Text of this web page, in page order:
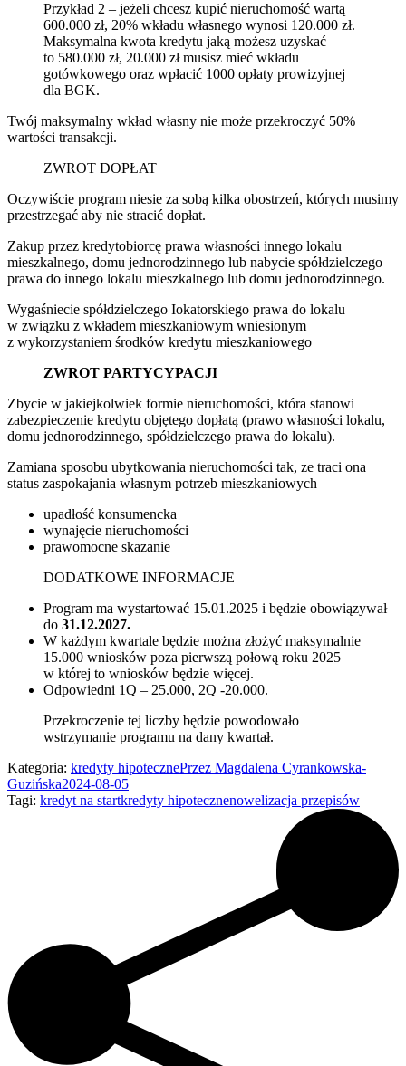
Przykład 2 – jeżeli chcesz kupić nieruchomość wartą
600.000 zł, 20% wkładu własnego wynosi 120.000 zł.
Maksymalna kwota kredytu jaką możesz uzyskać
to 580.000 zł, 20.000 zł musisz mieć wkładu
gotówkowego oraz wpłacić 1000 opłaty prowizyjnej
dla BGK.
Twój maksymalny wkład własny nie może przekroczyć 50%
wartości transakcji.
ZWROT DOPŁAT
Oczywiście program niesie za sobą kilka obostrzeń, których musimy
przestrzegać aby nie stracić dopłat.
Zakup przez kredytobiorcę prawa własności innego lokalu
mieszkalnego, domu jednorodzinnego lub nabycie spółdzielczego
prawa do innego lokalu mieszkalnego lub domu jednorodzinnego.
Wygaśniecie spółdzielczego Iokatorskiego prawa do lokalu
w związku z wkładem mieszkaniowym wniesionym
z wykorzystaniem środków kredytu mieszkaniowego
ZWROT PARTYCYPACJI
Zbycie w jakiejkolwiek formie nieruchomości, która stanowi
zabezpieczenie kredytu objętego dopłatą (prawo własności lokalu,
domu jednorodzinnego, spółdzielczego prawa do lokalu).
Zamiana sposobu ubytkowania nieruchomości tak, ze traci ona
status zaspokajania własnym potrzeb mieszkaniowych
upadłość konsumencka
wynajęcie nieruchomości
prawomocne skazanie
DODATKOWE INFORMACJE
Program ma wystartować 15.01.2025 i będzie obowiązywał
do 31.12.2027.
W każdym kwartale będzie można złożyć maksymalnie
15.000 wniosków poza pierwszą połową roku 2025
w której to wniosków będzie więcej.
Odpowiedni 1Q – 25.000, 2Q -20.000.
Przekroczenie tej liczby będzie powodowało
wstrzymanie programu na dany kwartał.
Kategoria: kredyty hipotecznePrzez Magdalena Cyrankowska-
Guzińska2024-08-05
Tagi: kredyt na startkredyty hipotecznenowelizacja przepisów